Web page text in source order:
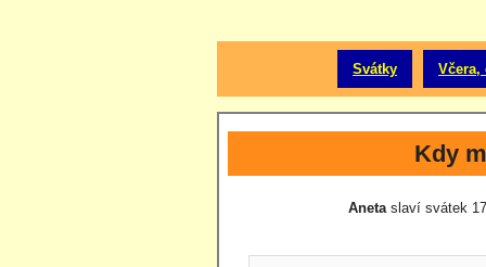
Svátky Včera,
Kdy
Anetaslaví svátek